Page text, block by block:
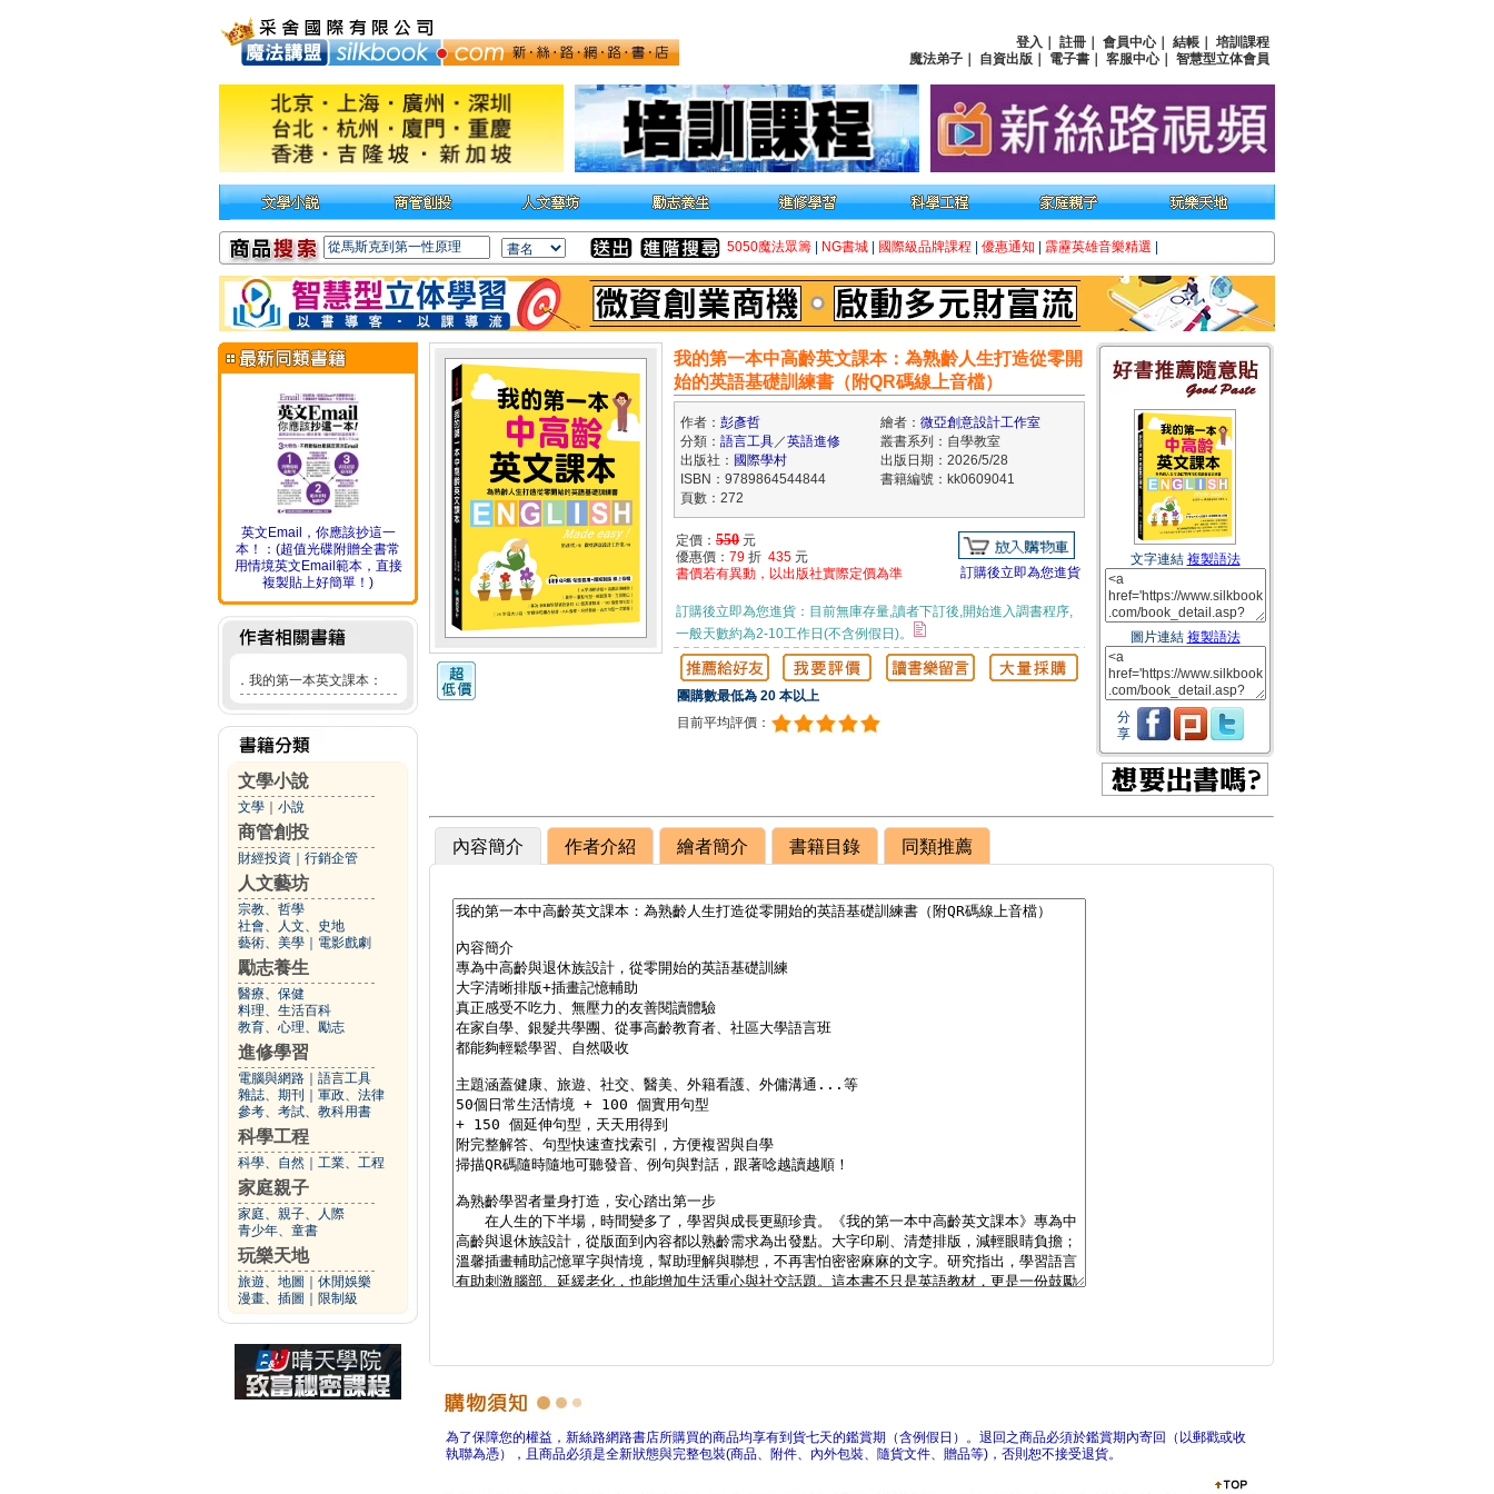
登入 註冊 會員中心｜ 結帳
培訓課程
魔法弟子
自資出版 電子書 客服中心｜ 智慧型立体會員
5050魔法眾籌 NG書城 國際級品牌課程 優惠通知 霹靂英雄音樂精選
英文Email，你應該抄這一
本！：(超值光碟附贈全書常
用情境英文Email範本，直接
複製貼上好簡單！)
． 我的第一本英文課本：
文學小說
文學 小說
商管創投
財經投資 行銷企管
人文藝坊
宗教、哲學
社會、人文、史地
藝術、美學
電影戲劇
勵志養生
醫療、保健
料理、生活百科
教育、心理、勵志
進修學習
電腦與網路
語言工具
雜誌、期刊
軍政、法律
參考、考試、教科用書
科學工程
科學、自然 工業、工程
家庭親子
家庭、親子、人際
青少年、童書
玩樂天地
旅遊、地圖
休閒娛樂
漫畫、插圖
限制級
我的第一本中高齡英文課本：為熟齡人生打造從零開
始的英語基礎訓練書（附QR碼線上音檔）
作者： 彭彥哲 繪者： 微亞創意設計工作室
分類： 語言工具／英語進修
叢書系列：自學教室
出版社： 國際學村
出版日期：2026/5/28
ISBN：9789864544844
書籍編號：kk0609041
頁數：272
定價： 550 元
優惠價： 79 折 435 元
書價若有異動，以出版社實際定價為準
訂購後立即為您進貨
訂購後立即為您進貨：目前無庫存量,讀者下訂後,開始進入調書程序,
一般天數約為2-10工作日(不含例假日)。
團購數最低為 20 本以上
目前平均評價：
文字連結 複製語法
圖片連結 複製語法
分
享
內容簡介 作者介紹 繪者簡介 書籍目錄 同類推薦
為了保障您的權益，新絲路網路書店所購買的商品均享有到貨七天的鑑賞期（含例假日）。退回之商品必須於鑑賞期內寄回（以郵戳或收
執聯為憑），且商品必須是全新狀態與完整包裝(商品、附件、內外包裝、隨貨文件、贈品等)，否則恕不接受退貨。